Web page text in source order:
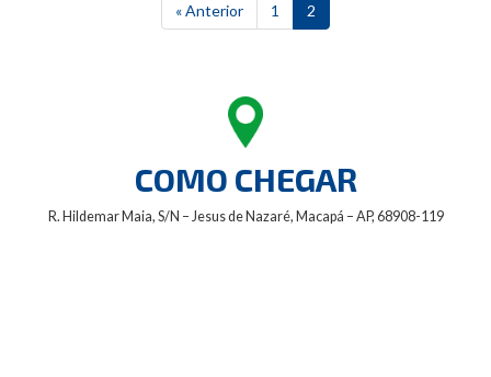
« Anterior 1 2
COMO CHEGAR
R. Hildemar Maia, S/N – Jesus de Nazaré, Macapá – AP, 68908-119